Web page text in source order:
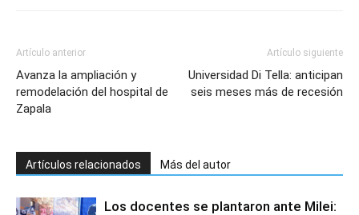
Artículo anterior
Avanza la ampliación y
remodelación del hospital de
Zapala
Artículo siguiente
Universidad Di Tella: anticipan
seis meses más de recesión
Artículos relacionados Más del autor
Los docentes se plantaron ante Milei: